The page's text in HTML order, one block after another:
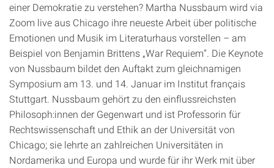
einer Demokratie zu verstehen? Martha Nussbaum wird via
Zoom live aus Chicago ihre neueste Arbeit über politische
Emotionen und Musik im Literaturhaus vorstellen – am
Beispiel von Benjamin Brittens „War Requiem“. Die Keynote
von Nussbaum bildet den Auftakt zum gleichnamigen
Symposium am 13. und 14. Januar im Institut français
Stuttgart. Nussbaum gehört zu den einflussreichsten
Philosoph:innen der Gegenwart und ist Professorin für
Rechtswissenschaft und Ethik an der Universität von
Chicago; sie lehrte an zahlreichen Universitäten in
Nordamerika und Europa und wurde für ihr Werk mit über